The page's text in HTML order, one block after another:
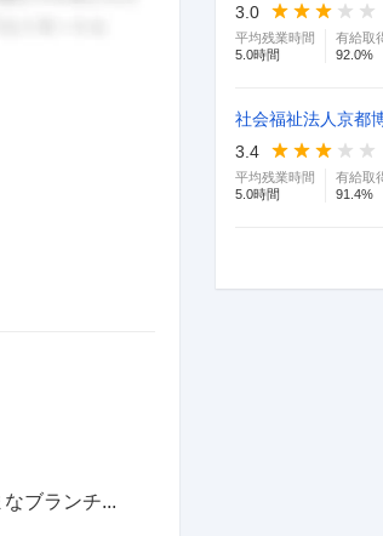
ブランチ...
3.0
平均残業時間
5.0時間
有給取
92.0%
社会福祉法人京都
3.4
平均残業時間
5.0時間
有給取
91.4%